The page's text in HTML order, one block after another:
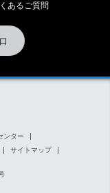
あるご質問
ンター
サイトマップ